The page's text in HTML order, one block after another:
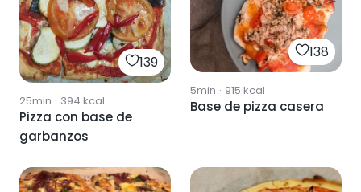
139
25min · 394 kcal
Pizza con base de
garbanzos
138
5min · 915 kcal
Base de pizza casera